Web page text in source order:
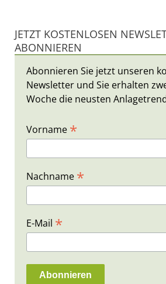
JETZT KOSTENLOSEN
ABONNIEREN
Abonnieren Sie jetzt unseren
Newsletter und Sie erhalten
Woche die neusten
Vorname *
Nachname *
E-Mail *